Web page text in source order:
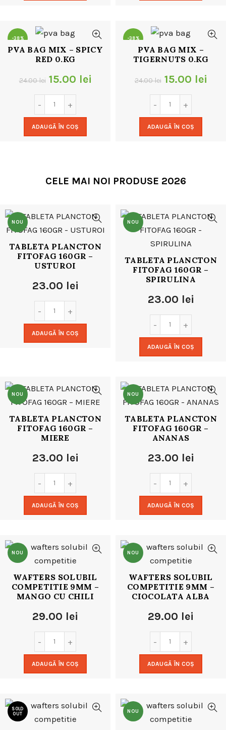
-38%
PVA BAG MIX – SPICY
RED 0.KG
24.00lei Prețul
inițial
a
fost:
15.00 lei
ADAUGĂ ÎN COȘ
-38%
PVA BAG MIX –
TIGERNUTS 0.KG
24.00lei Prețul
inițial
a
fost:
15.00 lei
ADAUGĂ ÎN COȘ
CELE MAI NOI PRODUSE 2026
NOU
TABLETA PLANCTON
FITOFAG 160GR –
USTUROI
23.00 lei
ADAUGĂ ÎN COȘ
NOU
TABLETA PLANCTON
FITOFAG 160GR –
SPIRULINA
23.00 lei
ADAUGĂ ÎN COȘ
NOU
TABLETA PLANCTON
FITOFAG 160GR –
MIERE
23.00 lei
ADAUGĂ ÎN COȘ
NOU
TABLETA PLANCTON
FITOFAG 160GR –
ANANAS
23.00 lei
ADAUGĂ ÎN COȘ
NOU
WAFTERS SOLUBIL
COMPETITIE 9MM –
MANGO CU CHILI
29.00 lei
ADAUGĂ ÎN COȘ
NOU
WAFTERS SOLUBIL
COMPETITIE 9MM –
CIOCOLATA ALBA
29.00 lei
ADAUGĂ ÎN COȘ
SOLD
OUT
NOU